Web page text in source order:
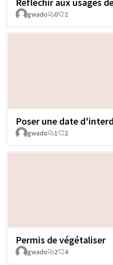
gwado 0 2
Poser une date
gwado 1 2
Permis de végétaliser
gwado 2 4